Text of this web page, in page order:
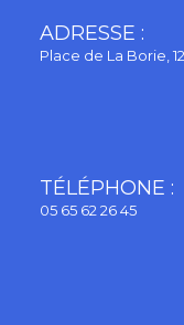
ADRESSE :
Place de La Borie,
TÉLÉPHONE :
05 65 62 26 45